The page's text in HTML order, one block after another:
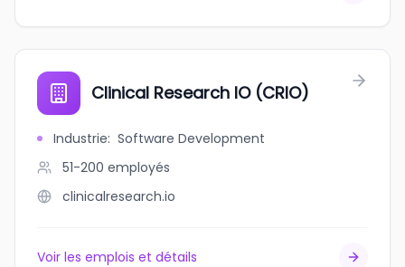
Clinical Research IO (CRIO)
Industrie: Software Development
51-200 employés
clinicalresearch.io
Voir les emplois et détails